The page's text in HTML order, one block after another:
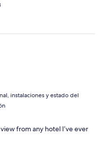
instalaciones y estado del
from any hotel I’ve ever